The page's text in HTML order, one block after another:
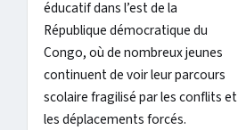
éducatif dans l’est de la
République démocratique du
Congo, où de nombreux jeunes
continuent de voir leur parcours
scolaire fragilisé par les conflits et
les déplacements forcés.